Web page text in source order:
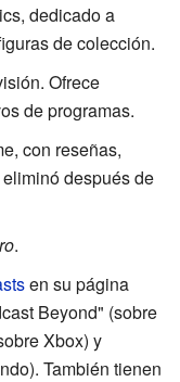
dedicado a
de colección.
Ofrece
de programas.
con reseñas,
después de
.
en su página
Beyond" (sobre
Xbox) y
También tienen